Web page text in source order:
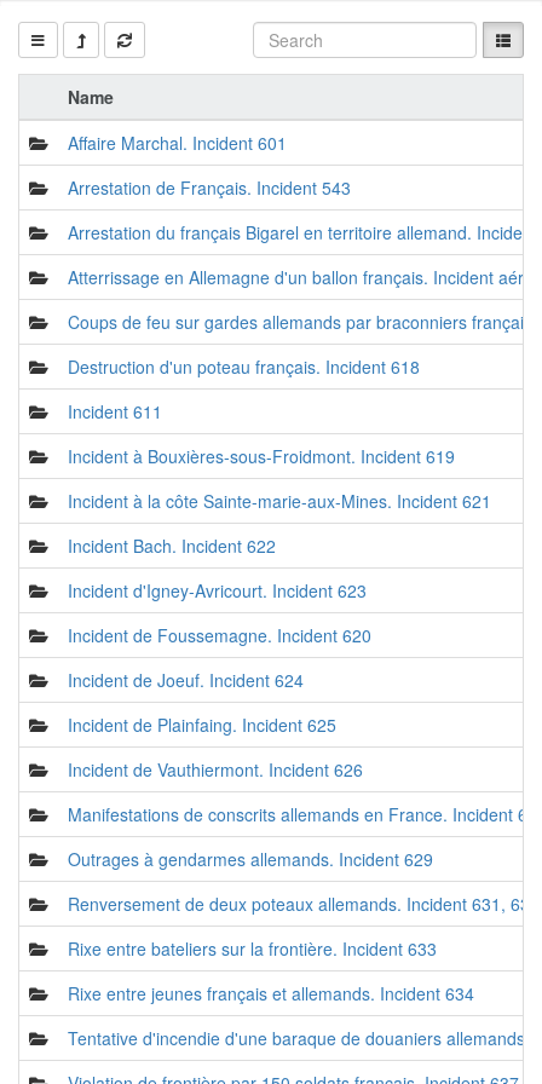
Name
Affaire Marchal. Incident 601
Arrestation de Français. Incident 543
Arrestation du français Bigarel en territoire allemand. Incident
Atterrissage en Allemagne d'un ballon français. Incident
Coups de feu sur gardes allemands par braconniers
Destruction d'un poteau français. Incident 618
Incident 611
Incident à Bouxières-sous-Froidmont. Incident 619
Incident à la côte Sainte-marie-aux-Mines. Incident 621
Incident Bach. Incident 622
Incident d'Igney-Avricourt. Incident 623
Incident de Foussemagne. Incident 620
Incident de Joeuf. Incident 624
Incident de Plainfaing. Incident 625
Incident de Vauthiermont. Incident 626
Manifestations de conscrits allemands en France. Incident
Outrages à gendarmes allemands. Incident 629
Renversement de deux poteaux allemands. Incident 631, 632
Rixe entre bateliers sur la frontière. Incident 633
Rixe entre jeunes français et allemands. Incident 634
Tentative d'incendie d'une baraque de douaniers allemands.